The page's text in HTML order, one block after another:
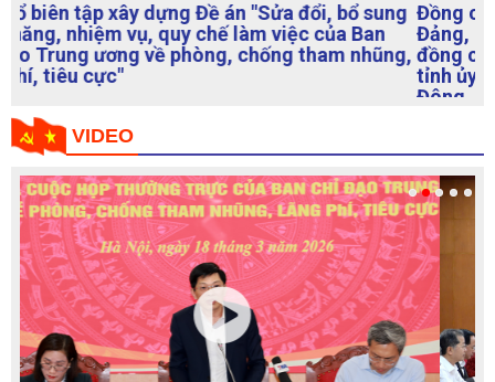
Đồng chí Bùi Văn Nghiêm, Ủy viên Trung ương
Đảng, Phó Trưởng Ban Nội chính Trung ương tiếp
đồng chí Viên Cổ Khiết, Ủy viên Ban Thường vụ
tỉnh ủy, Bí thư Ủy Ban Chính pháp tỉnh Quang
Đông, Trung Quốc đến thăm, làm việc tại Ban Nội
chính Trung ương
VIDEO